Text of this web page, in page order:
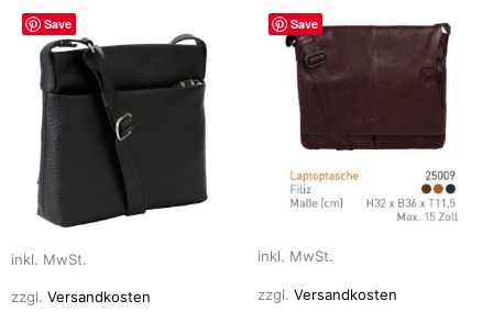
o
k
n
Save
inkl. MwSt.
zzgl. Versandkosten
Dieses
Produkt
weist
mehrere
Varianten
Optionen
können
Produktseite
Save
inkl. MwSt.
zzgl. Versandkosten
Dieses
Produkt
weist
mehrere
Varianten
Optionen
auf
Produktseite